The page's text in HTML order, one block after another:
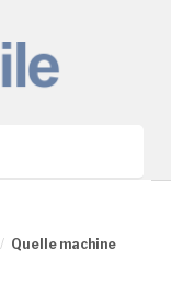
Quelle machine